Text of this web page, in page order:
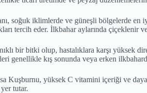
soğuk iklimlerde ve güneşli bölgelerde
tercih eder. İlkbahar aylarında çiçeklenir
bir bitki olup, hastalıklara karşı yüksek
genellikle kış sonunda veya erken
Kuşburnu, yüksek C vitamini içeriği ve
tutar.